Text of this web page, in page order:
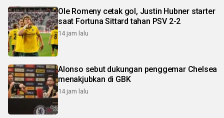
Ole Romeny cetak gol, Justin Hubner starter
saat Fortuna Sittard tahan PSV 2-2
14 jam lalu
Alonso sebut dukungan penggemar Chelsea
menakjubkan di GBK
14 jam lalu